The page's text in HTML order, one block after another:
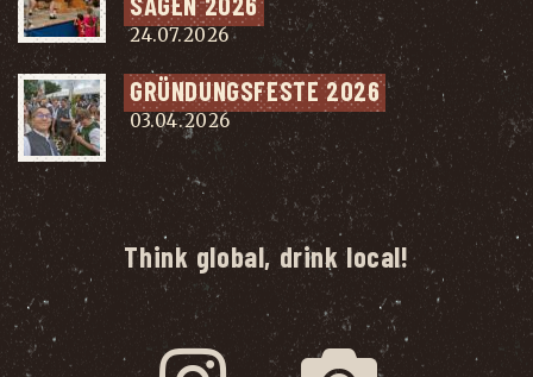
24.07.2026
GRÜN­DUNGS­FES­TE 2026
03.04.2026
Think global, drink local!